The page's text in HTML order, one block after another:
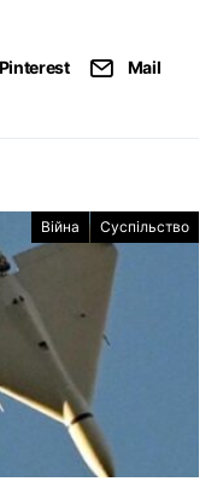
Pinterest Mail
Війна Суспільство